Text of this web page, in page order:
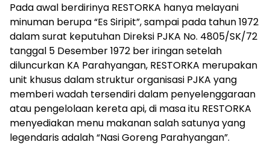
Pada awal berdirinya RESTORKA hanya melayani
minuman berupa “Es Siripit”, sampai pada tahun 1972
dalam surat keputuhan Direksi PJKA No. 4805/SK/72
tanggal 5 Desember 1972 ber iringan setelah
diluncurkan KA Parahyangan, RESTORKA merupakan
unit khusus dalam struktur organisasi PJKA yang
memberi wadah tersendiri dalam penyelenggaraan
atau pengelolaan kereta api, di masa itu RESTORKA
menyediakan menu makanan salah satunya yang
legendaris adalah “Nasi Goreng Parahyangan”.